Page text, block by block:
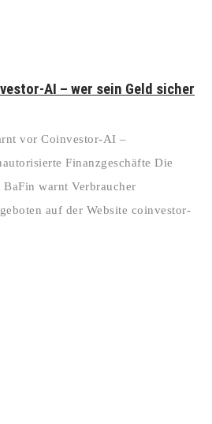
AI – wer sein Geld sicher
vor Coinvestor-AI –
Finanzgeschäfte Die
warnt Verbraucher
auf der Website coinvestor-